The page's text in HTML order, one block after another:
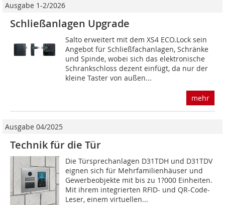
Ausgabe 1-2/2026
Schließanlagen Upgrade
Salto erweitert mit dem XS4 ECO.Lock sein
Angebot für Schließfachanlagen, Schränke
und Spinde, wobei sich das elektronische
Schrankschloss dezent einfügt, da nur der
kleine Taster von außen...
mehr
Ausgabe 04/2025
Technik für die Tür
Die Türsprechanlagen D31TDH und D31TDV
eignen sich für Mehrfamilienhäuser und
Gewerbeobjekte mit bis zu 1?000 Einheiten.
Mit ihrem integrierten RFID- und QR-Code-
Leser, einem virtuellen...